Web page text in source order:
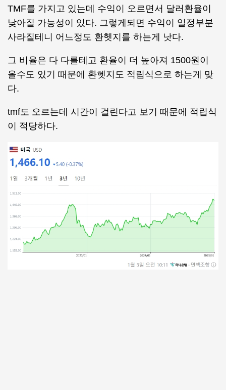
TMF를 가지고 있는데 수익이 오르면서 달러환율이
낮아질 가능성이 있다. 그렇게되면 수익이 일정부분
사라질테니 어느정도 환헷지를 하는게 낫다.
그 비율은 다 다를테고 환율이 더 높아져 1500원이
올수도 있기 때문에 환헷지도 적립식으로 하는게 맞
다.
tmf도 오르는데 시간이 걸린다고 보기 때문에 적립식
이 적당하다.